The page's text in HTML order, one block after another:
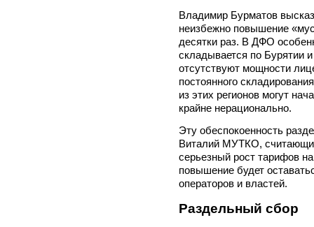
Владимир Бурматов
неизбежно повышение
десятки раз. В ДФО
складывается по Бурятии
отсутствуют мощности
постоянного
из этих регионов могут
крайне нерационально.
Эту обеспокоенность
Виталий МУТКО,
серьезный рост тарифов
повышение будет
операторов и властей.
Раздельный сбор